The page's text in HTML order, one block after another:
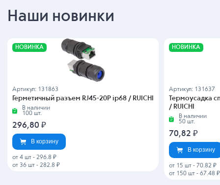
Наши новинки
НОВИНКА
Артикул: 131863
Герметичный разъем RJ45-20P ip68 / RUICHI
В наличии
100 шт.
296,80₽
В корзину
от 4 шт -296.8 ₽
от 36 шт -282.8 ₽
НОВИНКА
Артикул: 131637
Термоусадка
/ RUICHI
В наличии
50 шт.
70,82₽
В корзину
от 15 шт - 70.82 ₽
от 150 шт -67.48 ₽